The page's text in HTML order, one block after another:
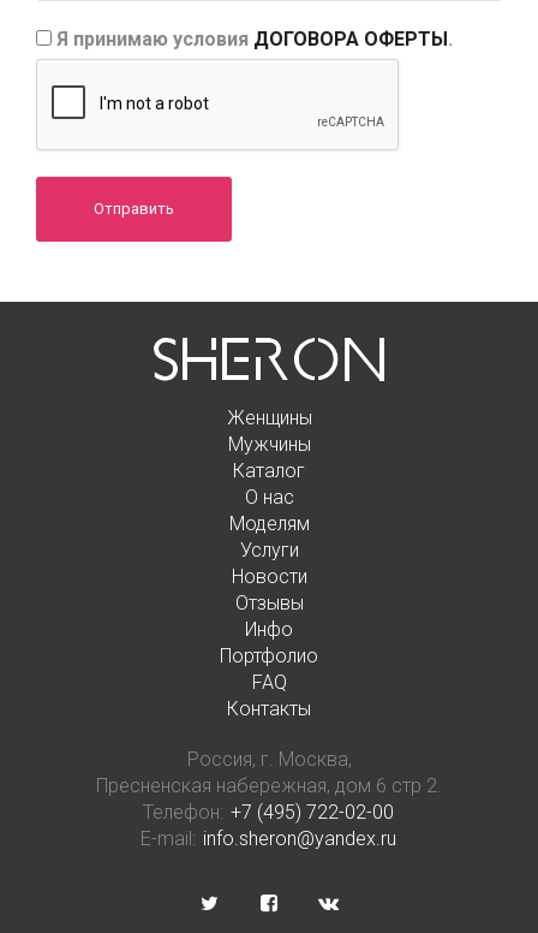
Я принимаю условия ДОГОВОРА ОФЕРТЫ.
Отправить
Женщины
Мужчины
Каталог
О нас
Моделям
Услуги
Новости
Отзывы
Инфо
Портфолио
FAQ
Контакты
Россия, г. Москва,
Пресненская набережная, дом 6 стр 2.
Телефон: +7 (495) 722-02-00
E-mail: info.sheron@yandex.ru